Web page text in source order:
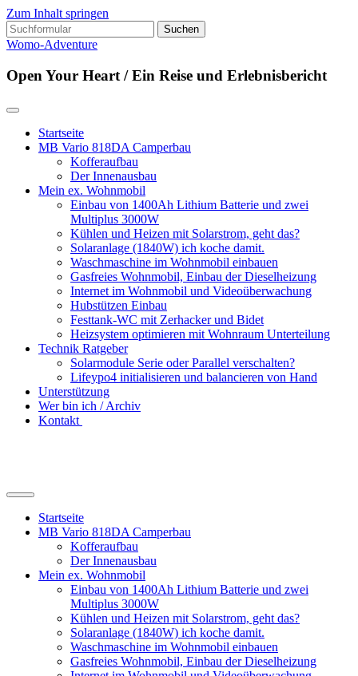
Zum Inhalt springen
Suchen
nach:
Womo-Adventure
Open Your Heart / Ein Reise und Erlebnisbericht
Startseite
MB Vario 818DA Camperbau
Kofferaufbau
Der Innenausbau
Mein ex. Wohnmobil
Einbau von 1400Ah Lithium Batterie und zwei
Multiplus 3000W
Kühlen und Heizen mit Solarstrom, geht das?
Solaranlage (1840W) ich koche damit.
Waschmaschine im Wohnmobil einbauen
Gasfreies Wohnmobil, Einbau der Dieselheizung
Internet im Wohnmobil und Videoüberwachung
Hubstützen Einbau
Festtank-WC mit Zerhacker und Bidet
Heizsystem optimieren mit Wohnraum Unterteilung
Technik Ratgeber
Solarmodule Serie oder Parallel verschalten?
Lifeypo4 initialisieren und balancieren von Hand
Unterstützung
Wer bin ich / Archiv
Kontakt
Suchfeld
ein-/ausblenden
Startseite
MB Vario 818DA Camperbau
Kofferaufbau
Der Innenausbau
Mein ex. Wohnmobil
Einbau von 1400Ah Lithium Batterie und zwei
Multiplus 3000W
Kühlen und Heizen mit Solarstrom, geht das?
Solaranlage (1840W) ich koche damit.
Waschmaschine im Wohnmobil einbauen
Gasfreies Wohnmobil, Einbau der Dieselheizung